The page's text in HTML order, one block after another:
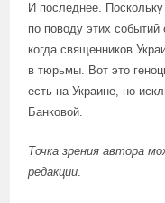
И последнее.
по поводу этих
когда священников
в тюрьмы. Вот это
есть на Украине, но
Банковой.
Точка зрения автора
редакции.